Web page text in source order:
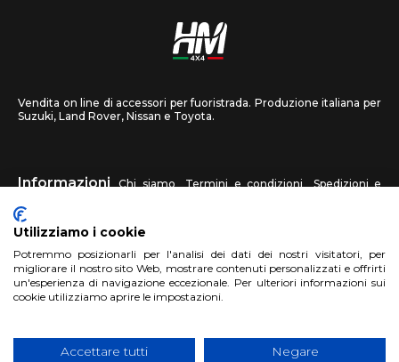
Vendita on line di accessori per fuoristrada. Produzione italiana per
Suzuki, Land Rover, Nissan e Toyota.
Informazioni Chi siamo Termini e condizioni
Spedizioni e
recessi
HM4X4 FAQ Centri assistenza Invia una foto
Account Registrati Accedi
Utilizziamo i cookie
Potremmo posizionarli per l'analisi dei dati dei nostri visitatori, per
migliorare il nostro sito Web, mostrare contenuti personalizzati e offrirti
un'esperienza di navigazione eccezionale. Per ulteriori informazioni sui
cookie utilizziamo aprire le impostazioni.
Accettare tutti Negare